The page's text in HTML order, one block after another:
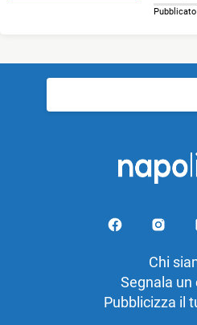
per:
Chi
Segnala un
Pubblicizza il